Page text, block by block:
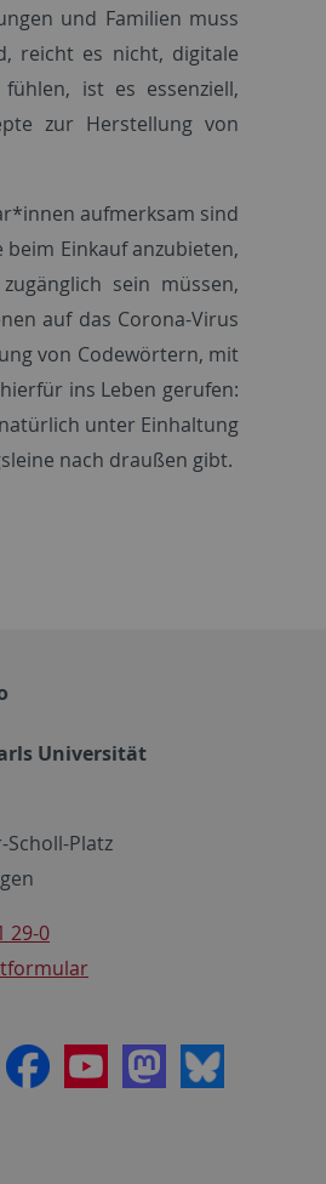
und Familien muss
reicht es nicht, digitale
ist es essenziell,
zur Herstellung von
aufmerksam sind
Einkauf anzubieten,
sein müssen,
auf das Corona-Virus
von Codewörtern, mit
ins Leben gerufen:
unter Einhaltung
nach draußen gibt.
Universität
Scholl-Platz
29-0
FacebookYoutubeMastodon
Bluesky